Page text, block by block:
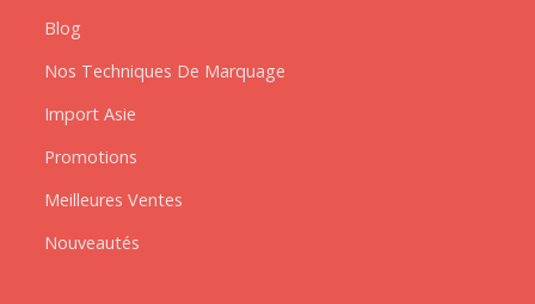
Blog
Nos Techniques De Marquage
Import Asie
Promotions
Meilleures Ventes
Nouveautés